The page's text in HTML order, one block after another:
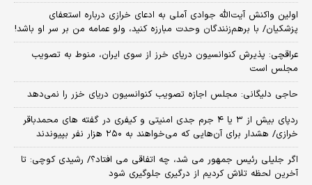
اولین واکنش آیت‌الله جوادی آملی به ادعای خرازی درباره استعفای
پزشکیان/ با برهم‌زنندگان وحدت مبارزه کنید، ولو عمامه من بر سر او باشد!
عراقچی: پذیرش کنوانسیون دریای خرز از سوی ایران، منوط به تصویب
مجلس است
حاجی دلیگانی: مجلس اجازه تصویب کنوانسیون دریای خزر را نمی‌دهد
ردپای بیش از ۳ یا ۴ جرم جدی امنیتی و کیفری در گفته های محمدباقر
خرازی/ هشدار برای آن‌هایی که می‌خواهند به ۲۵۰ هزار نفر بپیوندند
اگر جلیلی رئیس جمهور می شد، چه اتفاقی می افتاد؟/ رشیدی کوچی: تا
آخرین لحظه تلاش کردیم از درگیری جلوگیری شود